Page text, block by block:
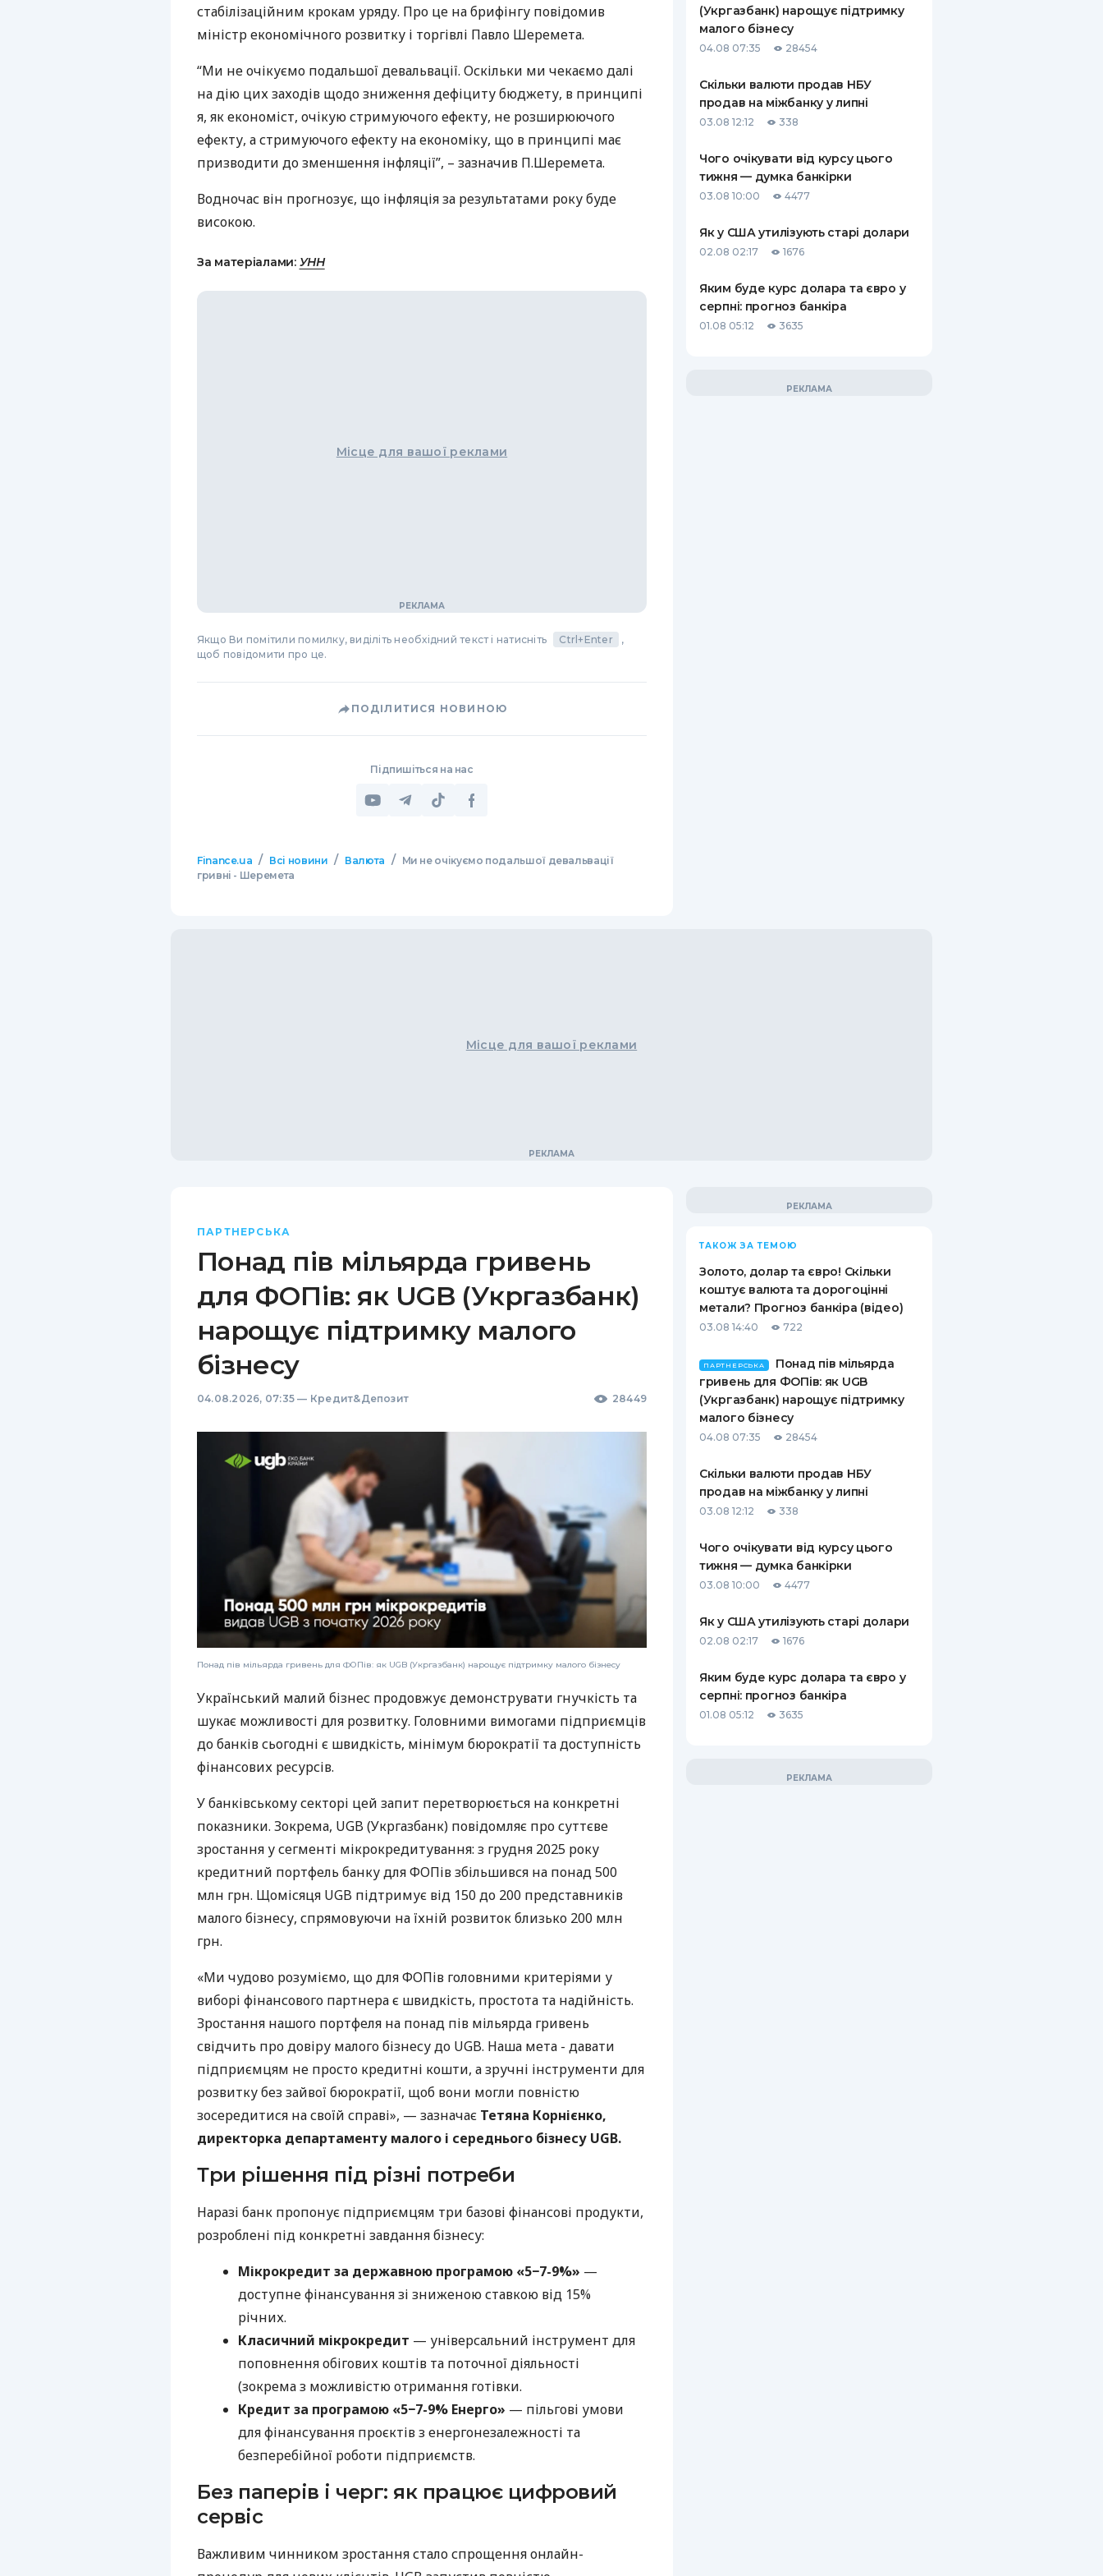
КАРТОК
ЩОМІСЯЧНИЙ ОГЛЯД
КЕШБЕКУ
ПУТІВНИКИ ПО
БАНКІВСЬКИХ КАРТКАХ
ПУТІВНИКИ ПО
СТРАХОВІ КОМПАНІЇ
КОМПАНІЇ
стабілізаційним крокам уряду. Про це на брифінгу повідомив
міністр економічного розвитку і торгівлі Павло Шеремета.
“Ми не очікуємо подальшої девальвації. Оскільки ми чекаємо далі
на дію цих заходів щодо зниження дефіциту бюджету, в принципі
я, як економіст, очікую стримуючого ефекту, не розширюючого
ефекту, а стримуючого ефекту на економіку, що в принципі має
призводити до зменшення інфляції”, – зазначив П.Шеремета.
Водночас він прогнозує, що інфляція за результатами року буде
високою.
За матеріалами: УНН
Місце для вашої реклами
Якщо Ви помітили помилку, виділіть необхідний текст і натисніть Ctrl+Enter
,
щоб повідомити про це.
ПОДІЛИТИСЯ НОВИНОЮ
Підпишіться на нас
Finance.ua / Всі новини / Валюта /
Ми не очікуємо подальшої девальвації
гривні - Шеремета
(Укргазбанк) нарощує підтримку
малого бізнесу
04.08 07:35 28454
Скільки валюти продав НБУ
продав на міжбанку у липні
03.08 12:12 338
Чого очікувати від курсу цього
тижня — думка банкірки
03.08 10:00 4477
Як у США утилізують старі долари
02.08 02:17 1676
Яким буде курс долара та євро у
серпні: прогноз банкіра
01.08 05:12 3635
Місце для вашої реклами
ПАРТНЕРСЬКА
Понад пів мільярда гривень
для ФОПів: як UGB (Укргазбанк)
нарощує підтримку малого
бізнесу
04.08.2026, 07:35 — Кредит&Депозит 28449
Понад пів мільярда гривень для ФОПів: як UGB (Укргазбанк) нарощує підтримку малого бізнесу
Український малий бізнес продовжує демонструвати гнучкість та
шукає можливості для розвитку. Головними вимогами підприємців
до банків сьогодні є швидкість, мінімум бюрократії та доступність
фінансових ресурсів.
У банківському секторі цей запит перетворюється на конкретні
показники. Зокрема, UGB (Укргазбанк) повідомляє про суттєве
зростання у сегменті мікрокредитування: з грудня 2025 року
кредитний портфель банку для ФОПів збільшився на понад 500
млн грн. Щомісяця UGB підтримує від 150 до 200 представників
малого бізнесу, спрямовуючи на їхній розвиток близько 200 млн
грн.
«Ми чудово розуміємо, що для ФОПів головними критеріями у
виборі фінансового партнера є швидкість, простота та надійність.
Зростання нашого портфеля на понад пів мільярда гривень
свідчить про довіру малого бізнесу до UGB. Наша мета - давати
підприємцям не просто кредитні кошти, а зручні інструменти для
розвитку без зайвої бюрократії, щоб вони могли повністю
зосередитися на своїй справі», — зазначає Тетяна Корнієнко,
директорка департаменту малого і середнього бізнесу UGB.
Три рішення під різні потреби
Наразі банк пропонує підприємцям три базові фінансові продукти,
розроблені під конкретні завдання бізнесу:
Мікрокредит за державною програмою «5−7-9%» —
доступне фінансування зі зниженою ставкою від 15%
річних.
Класичний мікрокредит — універсальний інструмент для
поповнення обігових коштів та поточної діяльності
(зокрема з можливістю отримання готівки.
Кредит за програмою «5−7-9% Енерго» — пільгові умови
для фінансування проєктів з енергонезалежності та
безперебійної роботи підприємств.
Без паперів і черг: як працює цифровий
сервіс
Важливим чинником зростання стало спрощення онлайн-
ТАКОЖ ЗА ТЕМОЮ
Золото, долар та євро! Скільки
коштує валюта та дорогоцінні
метали? Прогноз банкіра (відео)
03.08 14:40 722
ПАРТНЕРСЬКА
Понад пів мільярда
гривень для ФОПів: як UGB
(Укргазбанк) нарощує підтримку
малого бізнесу
04.08 07:35 28454
Скільки валюти продав НБУ
продав на міжбанку у липні
03.08 12:12 338
Чого очікувати від курсу цього
тижня — думка банкірки
03.08 10:00 4477
Як у США утилізують старі долари
02.08 02:17 1676
Яким буде курс долара та євро у
серпні: прогноз банкіра
01.08 05:12 3635